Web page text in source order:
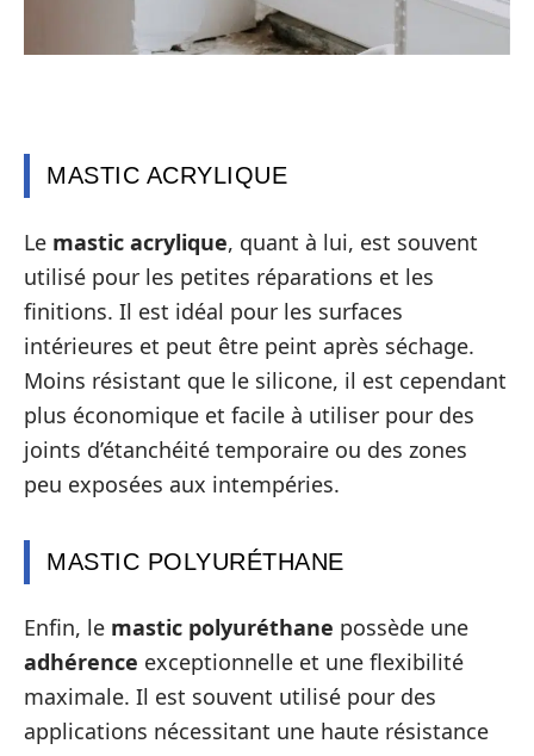
MASTIC ACRYLIQUE
Le mastic acrylique, quant à lui, est souvent
utilisé pour les petites réparations et les
finitions. Il est idéal pour les surfaces
intérieures et peut être peint après séchage.
Moins résistant que le silicone, il est cependant
plus économique et facile à utiliser pour des
joints d’étanchéité temporaire ou des zones
peu exposées aux intempéries.
MASTIC POLYURÉTHANE
Enfin, le mastic polyuréthane possède une
adhérence exceptionnelle et une flexibilité
maximale. Il est souvent utilisé pour des
applications nécessitant une haute résistance